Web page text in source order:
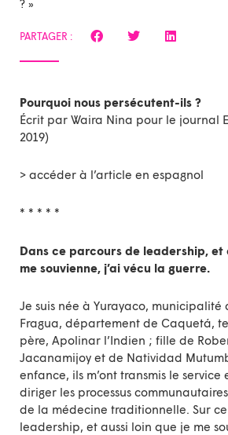
? »
PARTAGER :
Pourquoi nous persécutent-ils ?
Écrit par Waira Nina pour le journal
2019)
> accéder à l’article en espagnol
* * * * *
Dans ce parcours de leadership, et
me souvienne, j’ai vécu la guerre.
Je suis née à Yurayaco, municipalité
Fragua, département de Caquetá,
père, Apolinar l’Indien ; fille de
Jacanamijoy et de Natividad
enfance, ils m’ont transmis le service
diriger les processus
de la médecine traditionnelle. Sur
leadership, et aussi loin que je me